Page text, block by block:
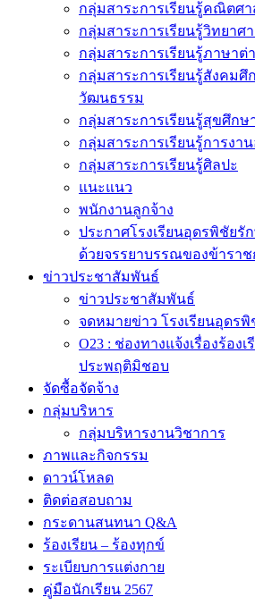
กลุ่มสาระการเรียนรู้คณิตศา
กลุ่มสาระการเรียนรู้วิทยาศ
กลุ่มสาระการเรียนรู้ภาษาต่
กลุ่มสาระการเรียนรู้สังคมศึ
วัฒนธรรม
กลุ่มสาระการเรียนรู้สุขศึก
กลุ่มสาระการเรียนรู้การงา
กลุ่มสาระการเรียนรู้ศิลปะ
แนะแนว
พนักงานลูกจ้าง
ประกาศโรงเรียนอุดรพิชัยรั
ด้วยจรรยาบรรณของข้ารา
ข่าวประชาสัมพันธ์
ข่าวประชาสัมพันธ์
จดหมายข่าว โรงเรียนอุดร
O23 : ช่องทางแจ้งเรื่องร้อง
ประพฤติมิชอบ
จัดซื้อจัดจ้าง
กลุ่มบริหาร
กลุ่มบริหารงานวิชาการ
ภาพและกิจกรรม
ดาวน์โหลด
ติดต่อสอบถาม
กระดานสนทนา Q&A
ร้องเรียน – ร้องทุกข์
ระเบียบการแต่งกาย
คู่มือนักเรียน 2567